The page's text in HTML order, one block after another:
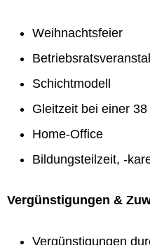
Weihnachtsfeier
Schichtmodell
Gleitzeit bei einer
Home-Office
Bildungsteilzeit, -
Vergünstigungen &
Vergünstigungen